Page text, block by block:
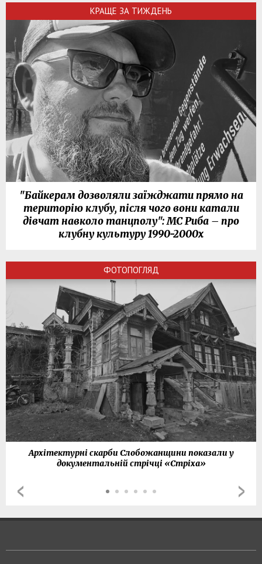
КРАЩЕ ЗА ТИЖДЕНЬ
"Байкерам дозволяли заїжджати прямо на
територію клубу, після чого вони катали
дівчат навколо танцполу": МС Риба – про
клубну культуру 1990-2000х
ФОТОПОГЛЯД
Архітектурні скарби Слобожанщини показали у
документальній стрічці «Стріха»